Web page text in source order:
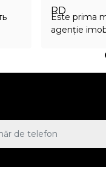
на
Este prima
agenție
mulțumită
sârguincios,
comunicare,
mai înalt
necesar și